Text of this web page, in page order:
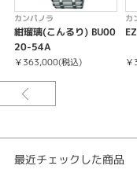
腕時計
カンパノラ
月は太陽の光と影でかたち
が放つ力を描く12時位置の
が満ちてゆく。
カンパノラ
紺瑠璃(こんるり) BU00
20-54A
￥363,000(税込)
カ
最近チェックした商品